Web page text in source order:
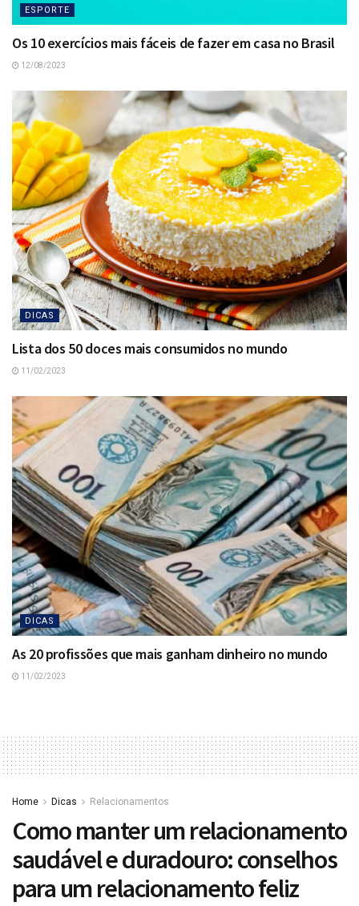
ESPORTE
Os 10 exercícios mais fáceis de fazer em casa no Brasil
12/08/2023
DICAS
Lista dos 50 doces mais consumidos no mundo
11/02/2023
DICAS
As 20 profissões que mais ganham dinheiro no mundo
11/02/2023
Home Dicas Relacionamentos
Como manter um relacionamento
saudável e duradouro: conselhos
para um relacionamento feliz